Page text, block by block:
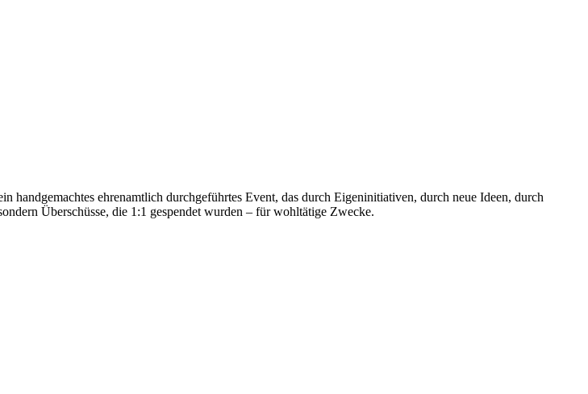
ehrenamtlich durchgeführtes Event, das durch Eigeninitiativen, durch neue Ideen, durch
Überschüsse, die 1:1 gespendet wurden – für wohltätige Zwecke.